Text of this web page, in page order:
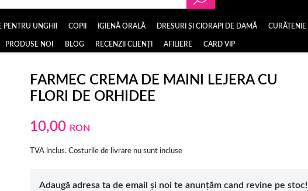
PENTRU UNGHII COPII IGIENĂ ORALĂ DRESURI ȘI CIORAPI DE DAMĂ CURĂȚENIE
PRODUSE NOI BLOG RECENZII CLIENȚI AFILIERE CARD VIP
FARMEC CREMA DE MAINI LEJERA CU
FLORI DE ORHIDEE
10,00 RON
TVA inclus. Costurile de livrare nu sunt incluse
Adaugă adresa ta de email și noi te anunțăm cand revine pe stoc!